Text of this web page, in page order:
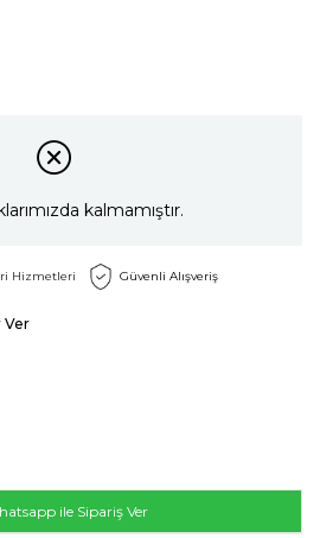
kalmamıştır.
Hizmetleri Güvenli Alışveriş
Ver
ile Sipariş Ver